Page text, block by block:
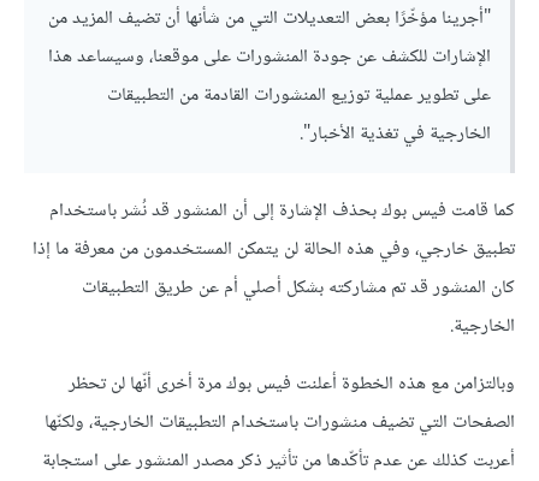
"أجرينا مؤخّرًا بعض التعديلات التي من شأنها أن تضيف المزيد من
الإشارات للكشف عن جودة المنشورات على موقعنا، وسيساعد هذا
على تطوير عملية توزيع المنشورات القادمة من التطبيقات
الخارجية في تغذية الأخبار".
كما قامت فيس بوك بحذف الإشارة إلى أن المنشور قد نُشر باستخدام
تطبيق خارجي، وفي هذه الحالة لن يتمكن المستخدمون من معرفة ما إذا
كان المنشور قد تم مشاركته بشكل أصلي أم عن طريق التطبيقات
الخارجية.
وبالتزامن مع هذه الخطوة أعلنت فيس بوك مرة أخرى أنّها لن تحظر
الصفحات التي تضيف منشورات باستخدام التطبيقات الخارجية، ولكنّها
أعربت كذلك عن عدم تأكّدها من تأثير ذكر مصدر المنشور على استجابة